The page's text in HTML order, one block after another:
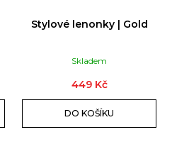
Stylové lenonky | Gold
Skladem
449 Kč
DO KOŠÍKU